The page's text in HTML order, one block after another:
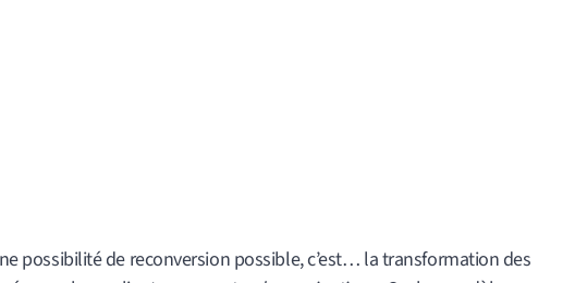
possibilité de reconversion possible, c’est… la transformation des